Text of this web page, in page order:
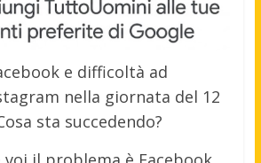
e difficoltà ad
nella giornata del 12
sta succedendo?